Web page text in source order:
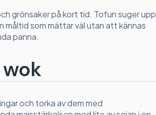
grönsaker på kort tid. Tofun suger upp
som mättar väl utan att kännas
panna.
och torka av dem med